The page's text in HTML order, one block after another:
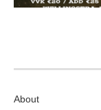
About